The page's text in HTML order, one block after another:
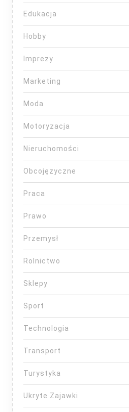
Edukacja
Hobby
Imprezy
Marketing
Moda
Motoryzacja
Nieruchomości
Obcojęzyczne
Praca
Prawo
Przemysł
Rolnictwo
Sklepy
Sport
Technologia
Transport
Turystyka
Ukryte Zajawki